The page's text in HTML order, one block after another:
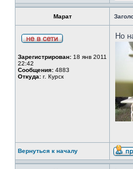
Марат
Зарегистрирован: 18 янв 2011
22:42
Сообщения: 4883
Откуда: г. Курск
Но
Вернуться к началу